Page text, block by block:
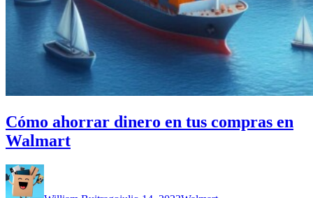
Cómo ahorrar dinero en tus compras en
Walmart